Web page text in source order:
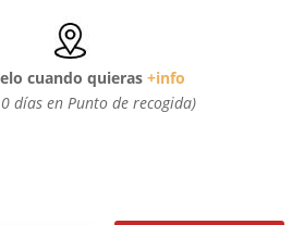
cuando quieras+info
días en Punto de recogida)